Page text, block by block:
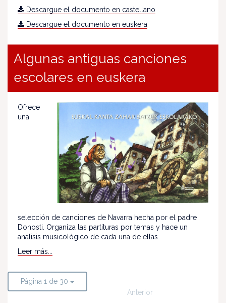
Descargue el documento en castellano
Descargue el documento en euskera
Algunas antiguas canciones
escolares en euskera
Ofrece
una
selección de canciones de Navarra hecha por el padre
Donosti. Organiza las partituras por temas y hace un
análisis musicológico de cada una de ellas.
Leer más...
Página 1 de 30
Anterior